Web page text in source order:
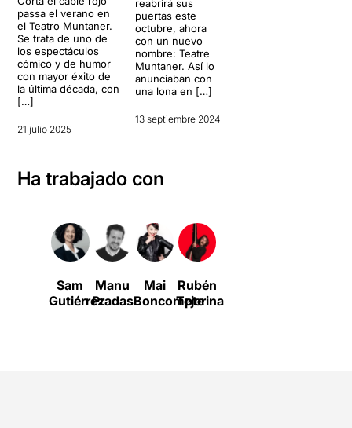
passa el verano en
el Teatro Muntaner.
Se trata de uno de
los espectáculos
cómico y de humor
con mayor éxito de
la última década, con
[…]
21 julio 2025
reabrirá sus
puertas este
octubre, ahora
con un nuevo
nombre: Teatre
Muntaner. Así lo
anunciaban con
una lona en […]
13 septiembre 2024
Ha trabajado con
Sam
Gutiérrez
Manu
Pradas
Mai
Boncompte
Rubén
Tejerina